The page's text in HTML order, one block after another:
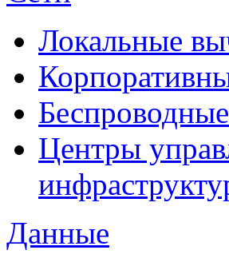
Локальные
Центры
Данные